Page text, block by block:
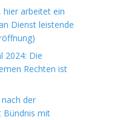
hier arbeitet ein
Dienst leistende
2024: Die
Rechten ist
der
Bündnis mit